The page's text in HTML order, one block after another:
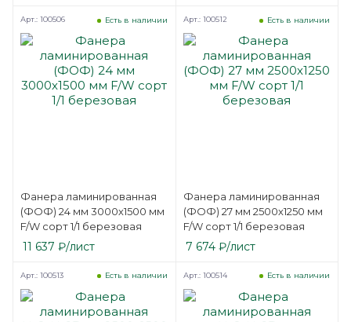
Фанера ламинированная
(ФОФ) 24 мм 3000х1500 мм
F/W сорт 1/1 березовая
Есть в наличии
Арт.: 100506
11 637 ₽/лист
Фанера ламинированная
(ФОФ) 27 мм 2500х1250 мм
F/W сорт 1/1 березовая
Есть в наличии
Арт.: 100512
7 674₽/лист
Есть в наличии
Арт.: 100513 Есть в наличии
Арт.: 100514